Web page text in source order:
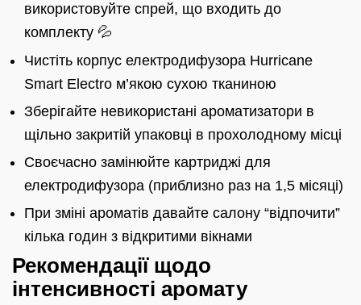
використовуйте спрей, що входить до
комплекту 💦
Чистіть корпус електродифузора Hurricane
Smart Electro м’якою сухою тканиною
Зберігайте невикористані ароматизатори в
щільно закритій упаковці в прохолодному місці
Своєчасно замінюйте картриджі для
електродифузора (приблизно раз на 1,5 місяці)
При зміні ароматів давайте салону “відпочити”
кілька годин з відкритими вікнами
Рекомендації щодо
інтенсивності аромату